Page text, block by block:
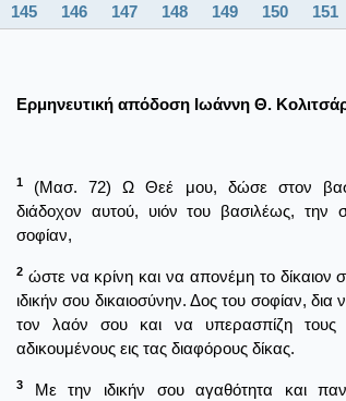
145 146 147 148 149 150 151
Ερμηνευτική απόδοση Ιωάννη Θ.
1
(Μασ. 72) Ω Θεέ μου, δώσε στον
διάδοχον αυτού, υιόν του βασιλέως, την
σοφίαν,
2 ώστε να κρίνη και να απονέμη το δίκαιον
ιδικήν σου δικαιοσύνην. Δος του σοφίαν, δια
τον λαόν σου και να υπερασπίζη τους
αδικουμένους εις τας διαφόρους δίκας.
3
Με την ιδικήν σου αγαθότητα και